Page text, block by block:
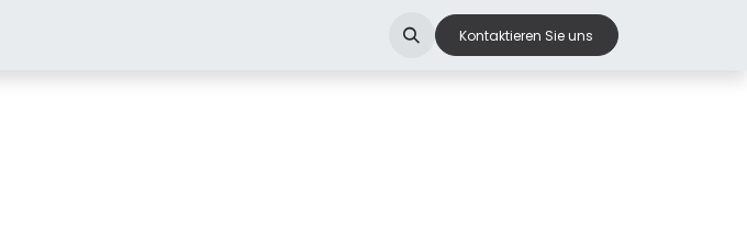
Kontaktieren Sie uns